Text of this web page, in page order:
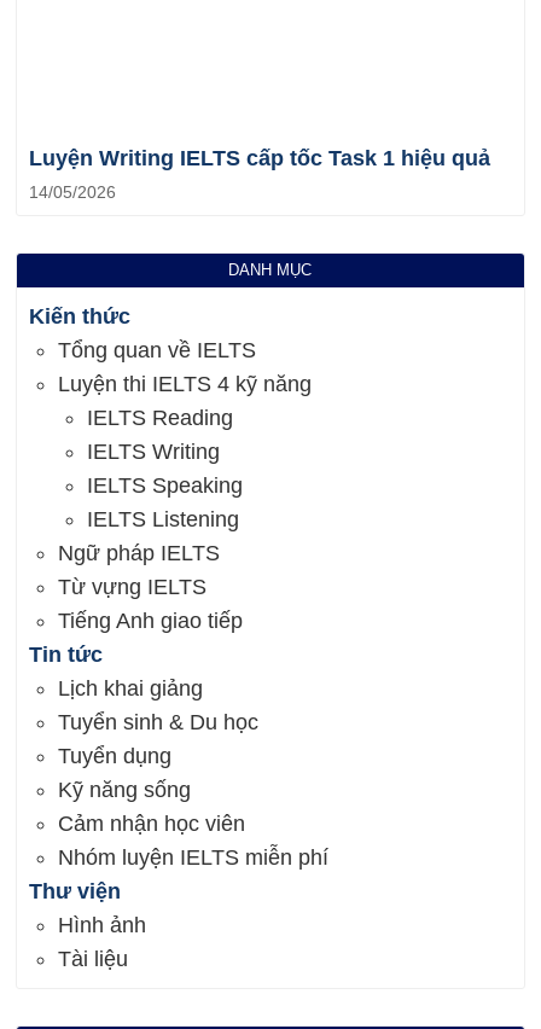
Luyện Writing IELTS cấp tốc Task 1 hiệu quả
14/05/2026
DANH MỤC
Kiến thức
Tổng quan về IELTS
Luyện thi IELTS 4 kỹ năng
IELTS Reading
IELTS Writing
IELTS Speaking
IELTS Listening
Ngữ pháp IELTS
Từ vựng IELTS
Tiếng Anh giao tiếp
Tin tức
Lịch khai giảng
Tuyển sinh & Du học
Tuyển dụng
Kỹ năng sống
Cảm nhận học viên
Nhóm luyện IELTS miễn phí
Thư viện
Hình ảnh
Tài liệu